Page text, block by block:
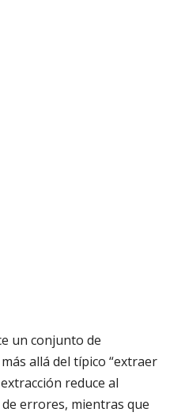
un conjunto de
allá del típico “extraer
reduce al
errores, mientras que